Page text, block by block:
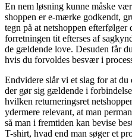
En nem løsning kunne måske
shoppen er e-mærke godkendt,
tegn på at netshoppen
forretningen tit efterses af
de gældende love. Desuden får
hvis du forvoldes besvær i
Endvidere slår vi et slag for at
der gør sig gældende i
hvilken returneringsret
ydermere relevant, at man
så man i fremtiden kan bevise
T-shirt, hvad end man søger et